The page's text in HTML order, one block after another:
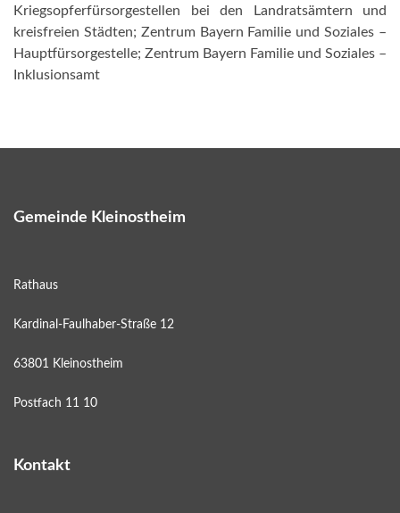
Kriegsopferfürsorgestellen bei den Landratsämtern und
kreisfreien Städten; Zentrum Bayern Familie und Soziales –
Hauptfürsorgestelle; Zentrum Bayern Familie und Soziales –
Inklusionsamt
Gemeinde Kleinostheim
Rathaus
Kardinal-Faulhaber-Straße 12
63801 Kleinostheim
Postfach 11 10
Kontakt